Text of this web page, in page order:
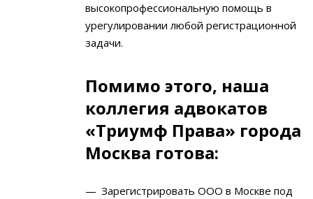
высокопрофессиональную помощь в
урегулировании любой регистрационной
задачи.
Помимо этого, наша
коллегия адвокатов
«Триумф Права» города
Москва готова:
Зарегистрировать ООО в Москве под